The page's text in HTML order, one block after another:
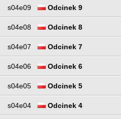
s04e09 Odcinek 9
s04e08 Odcinek 8
s04e07 Odcinek 7
s04e06 Odcinek 6
s04e05 Odcinek 5
s04e04 Odcinek 4